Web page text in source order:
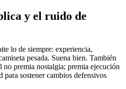
y el ruido de
lo de siempre: experiencia,
pesada. Suena bien. También
premia nostalgia; premia ejecución
para sostener cambios defensivos